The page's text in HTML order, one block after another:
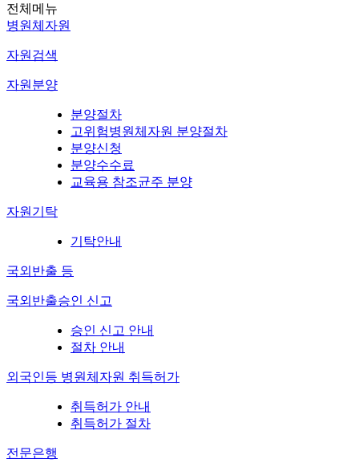
전체메뉴
병원체자원
자원검색
자원분양
분양절차
고위험병원체자원 분양절차
분양신청
분양수수료
교육용 참조균주 분양
자원기탁
기탁안내
국외반출 등
국외반출승인 신고
승인 신고 안내
절차 안내
외국인등 병원체자원 취득허가
취득허가 안내
취득허가 절차
전문은행